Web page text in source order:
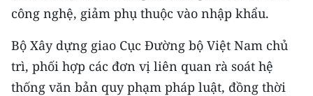
công nghệ, giảm phụ thuộc vào nhập khẩu.
Bộ Xây dựng giao Cục Đường bộ Việt Nam chủ
trì, phối hợp các đơn vị liên quan rà soát hệ
thống văn bản quy phạm pháp luật, đồng thời